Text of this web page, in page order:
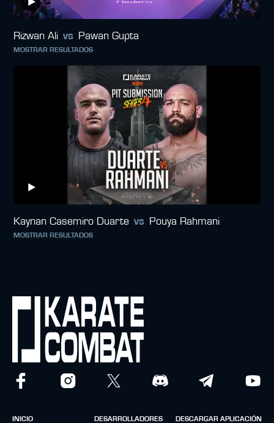
Rizwan Ali vs Pawan Gupta
MOSTRAR RESULTADOS
Kaynan Casemiro Duarte vs Pouya Rahmani
MOSTRAR RESULTADOS
INICIO DESARROLLADORES DESCARGAR APLICACIÓN